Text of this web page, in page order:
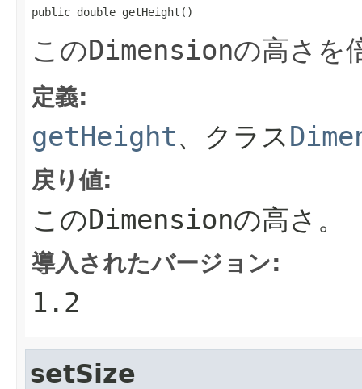
public double getHeight()
このDimensionの高さを
定義:
getHeight、クラス
戻り値:
このDimensionの高さ。
導入されたバージョン:
1.2
setSize